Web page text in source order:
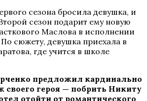
сезона бросила девушка, и
сезон подарит ему новую
Маслова в исполнении
сюжету, девушка приехала в
где учится в школе
предложил кардинально
героя — побрить Никиту
отойти от романтического